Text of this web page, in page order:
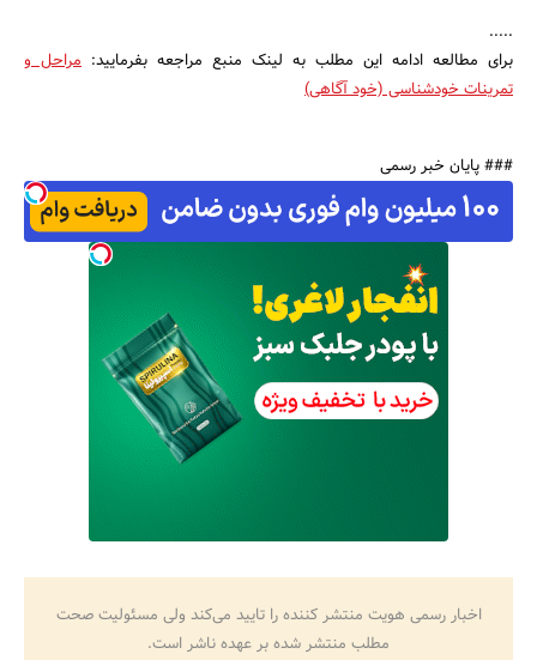
.....
برای مطالعه ادامه این مطلب به لینک منبع مراجعه بفرمایید: مراحل و
تمرینات خودشناسی (خود آگاهی)
### پایان خبر رسمی
اخبار رسمی هویت منتشر کننده را تایید می‌کند ولی مسئولیت صحت
مطلب منتشر شده بر عهده ناشر است.